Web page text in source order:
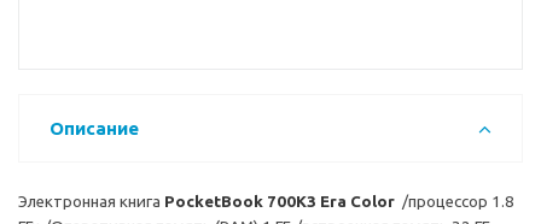
Описание
Электронная книга PocketBook 700K3 Era Color /процессор 1.8